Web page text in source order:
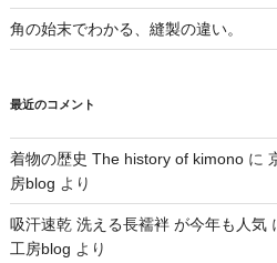
角の始末でわかる、縫製の違い。
最近のコメント
着物の歴史 The history of kimonoに
房blog より
吸汗速乾 洗える長襦袢 が今年も人気
工房blog より